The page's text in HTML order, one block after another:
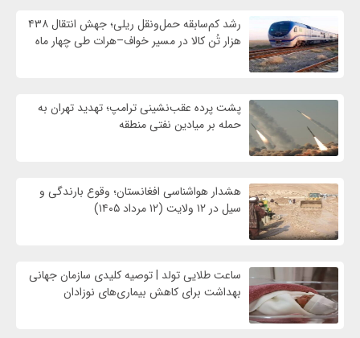
رشد کم‌سابقه حمل‌ونقل ریلی؛ جهش انتقال ۴۳۸
هزار تُن کالا در مسیر خواف–هرات طی چهار ماه
پشت پرده عقب‌نشینی ترامپ؛ تهدید تهران به
حمله بر ميادين نفتی منطقه
هشدار هواشناسی افغانستان؛ وقوع بارندگی و
سیل در ۱۲ ولایت (۱۲ مرداد ۱۴۰۵)
ساعت طلایی تولد | توصیه کلیدی سازمان جهانی
بهداشت برای کاهش بیماری‌های نوزادان